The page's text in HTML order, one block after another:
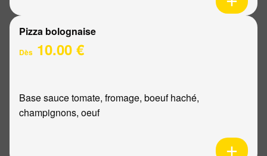
Pizza bolognaise
Dès 10.00 €
Base sauce tomate, fromage, boeuf haché,
champignons, oeuf